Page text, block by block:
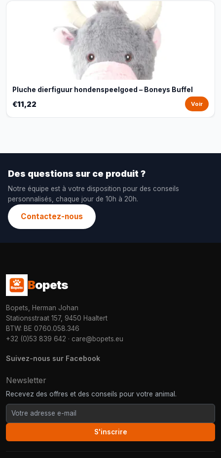
Pluche dierfiguur hondenspeelgoed – Boneys Buffel
€11,22 Voir
Des questions sur ce produit ?
Notre équipe est à votre disposition pour des conseils
personnalisés, chaque jour de 10h à 20h.
Contactez-nous
Bopets
Bopets, Herman Johan
Stationsstraat 157, 9450 Haaltert
BTW: BE 0760.058.346
+32 (0)53 839 642 · care@bopets.eu
Suivez-nous sur Facebook
Newsletter
Recevez des offres et des conseils pour votre animal.
S'inscrire